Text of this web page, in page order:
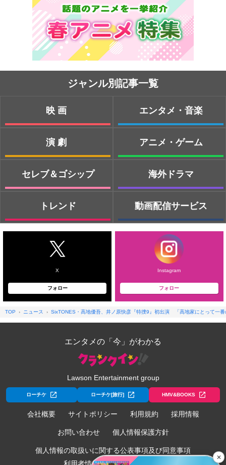
ジャンル別記事一覧
映画
演劇
セレブ＆ゴシップ
トレンド
エンタメ・音楽
アニメ・ゲーム
海外ドラマ
動画配信サービス
X
フォロー
Instagram
フォロー
TOP ニュース SixTONES・高地優吾、井ノ原快彦『特捜9』初出演 「高地家にとって一番
エンタメの「今」がわかる
Lawson Entertainment group
ローチケ ローチケ[旅行] HMV&BOOKS
会社概要 サイトポリシー 利用規約 採用情報
お問い合わせ 個人情報保護方針
個人情報の取扱いに関する公表事項及び同意事項
✕